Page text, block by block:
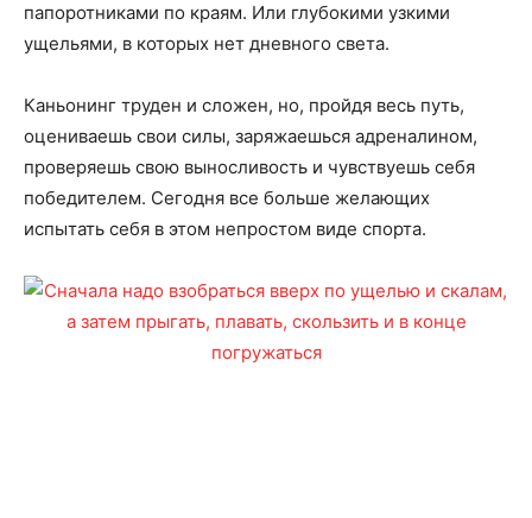
папоротниками по краям. Или глубокими узкими
ущельями, в которых нет дневного света.
Каньонинг труден и сложен, но, пройдя весь путь,
оцениваешь свои силы, заряжаешься адреналином,
проверяешь свою выносливость и чувствуешь себя
победителем. Сегодня все больше желающих
испытать себя в этом непростом виде спорта.